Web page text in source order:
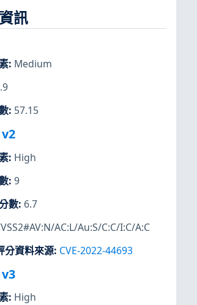
訊
: Medium
: 57.15
v2
: High
: 9
數: 6.7
AC:L/Au:S/C:C/I:C/A:C
分資料來源: CVE-2022-44693
v3
: High